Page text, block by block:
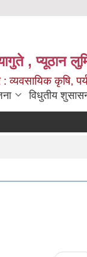
, प्यूठान
कृषि,
विधुतीय